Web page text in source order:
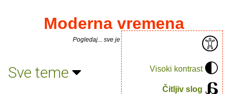
Visoki kontrast
Čitljiv slog
Moderna vremena
Pogledaj... sve je puno knjiga.
Sve teme